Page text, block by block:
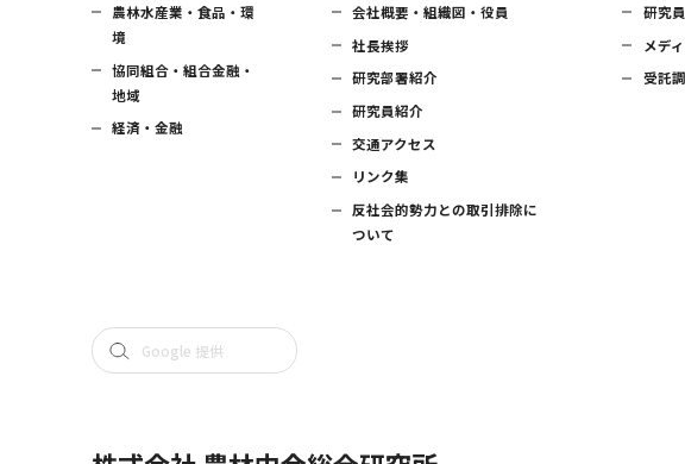
農林水産業・食品・環
境
協同組合・組合金融・
地域
経済・金融
会社概要・組織図・役員
社長挨拶
研究部署紹介
研究員紹介
交通アクセス
リンク集
反社会的勢力との取引排除に
ついて
研究
メデ
受託